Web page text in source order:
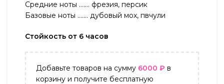
Средние ноты ……. фрезия, персик
Базовые ноты ……. дубовый мох, пвчули
Стойкость от 6 часов
Добавьте товаров на сумму 6000 ₽ в
корзину и получите бесплатную